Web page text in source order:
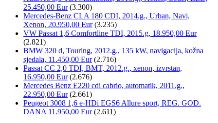
25.450,00 Eur (3.300)
Mercedes-Benz CLA 180 CDI, 2014.g., Urban, Navi,
Xenon, 20.950,00 Eur (3.235)
VW Passat 1,6 Comfortline TDI, 2015.g, 18.950,00 Eur
(2.821)
BMW 320 d, Touring, 2012.g., 135 kW, navigacija, kožna
sjedala, 11.450,00 Eur (2.716)
Passat CC 2,0 TDI, BMT, 2012.g., xenon, izvrstan,
16.950,00 Eur (2.676)
Mercedes Benz E220 cdi cabrio, automatik, 2011.g.,
22.950,00 Eur (2.661)
Peugeot 3008 1,6 e-HDi EGS6 Allure sport, REG. GOD.
DANA 11.950,00 Eur (2.611)